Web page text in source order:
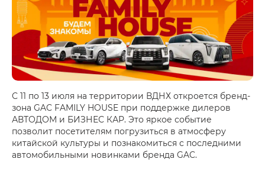
С 11 по 13 июля на территории ВДНХ откроется бренд-
зона GAC FAMILY HOUSE при поддержке дилеров
АВТОДОМ и БИЗНЕС КАР. Это яркое событие
позволит посетителям погрузиться в атмосферу
китайской культуры и познакомиться с последними
автомобильными новинками бренда GAC.